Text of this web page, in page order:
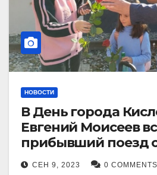
НОВОСТИ
В День города
Евгений Моисеев
прибывший поезд
СЕН 9, 2023 0 COMMENTS